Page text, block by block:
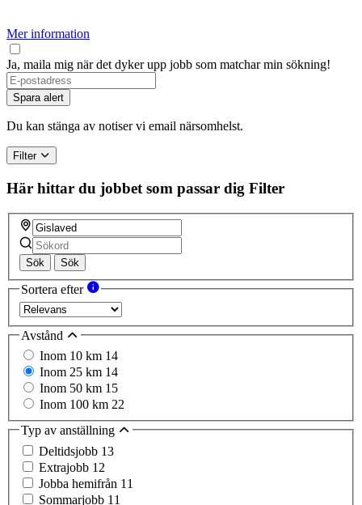
Mer information
Ja, maila mig när det dyker upp jobb som matchar min sökning!
Spara alert
Du kan stänga av notiser vi email närsomhelst.
Filter
Här hittar du jobbet som passar dig Filter
Sök Sök
Sortera efter
Avstånd
Inom 10 km 14
Inom 25 km 14
Inom 50 km 15
Inom 100 km 22
Typ av anställning
Deltidsjobb 13
Extrajobb 12
Jobba hemifrån 11
Sommarjobb 11